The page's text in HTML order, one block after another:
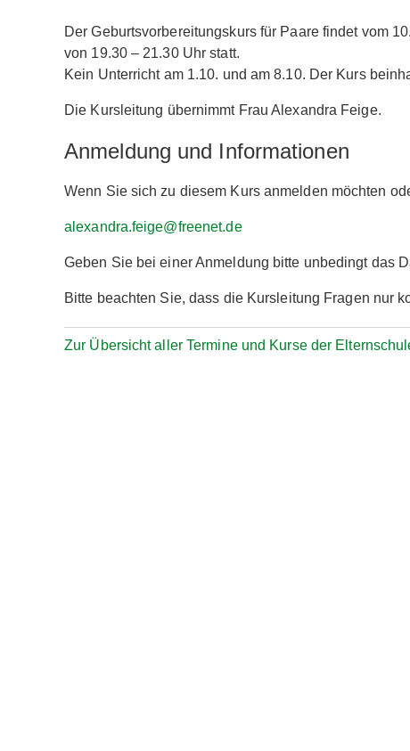
Der Geburtsvorbereitungskurs für Paare findet vom
von 19.30 – 21.30 Uhr statt.
Kein Unterricht am 1.10. und am 8.10. Der Kurs
Die Kursleitung übernimmt Frau Alexandra Feige.
Anmeldung und Informationen
Wenn Sie sich zu diesem Kurs anmelden möchten
alexandra.feige@freenet.de
Geben Sie bei einer Anmeldung bitte unbedingt das
Bitte beachten Sie, dass die Kursleitung Fragen nur
Zur Übersicht aller Termine und Kurse der